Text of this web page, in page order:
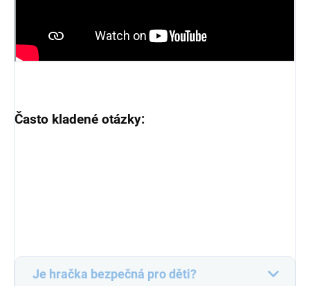
Často kladené otázky:
Je hračka bezpečná pro děti?